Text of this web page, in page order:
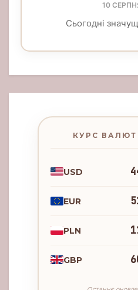
10
Сьогодні
КУРС ВАЛЮТ
USD
EUR
PLN
GBP